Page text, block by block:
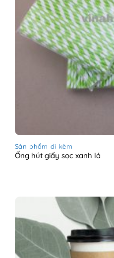
Sản phẩm đi kèm
Ống hút giấy sọc xanh lá